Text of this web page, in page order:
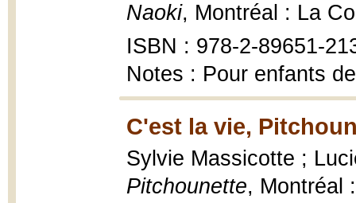
Naoki, Montréal : La
ISBN : 978-2-89651-
Notes : Pour enfants
C'est la vie,
Sylvie Massicotte ;
Pitchounette, Montréal